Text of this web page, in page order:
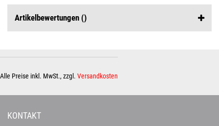
Artikelbewertungen ()
Alle Preise inkl. MwSt., zzgl. Versandkosten
KONTAKT